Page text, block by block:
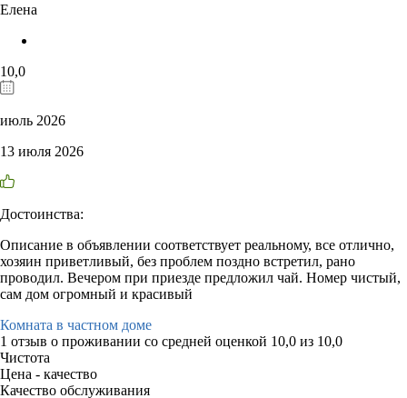
Елена
10,0
июль 2026
13 июля 2026
Достоинства:
Описание в объявлении соответствует реальному, все отлично,
хозяин приветливый, без проблем поздно встретил, рано
проводил. Вечером при приезде предложил чай. Номер чистый,
сам дом огромный и красивый
Комната в частном доме
1 отзыв о проживании со средней оценкой 10,0 из 10,0
Чистота
Цена - качество
Качество обслуживания